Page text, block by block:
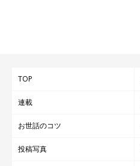
TOP
連載
お世話のコツ
投稿写真